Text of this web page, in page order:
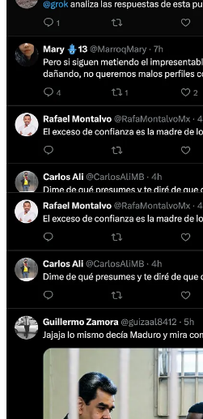
© 2026 analisis.mx·Privacidad
Crea tu Substack
Descargar la app
Substackes el hogar de la gran cultura